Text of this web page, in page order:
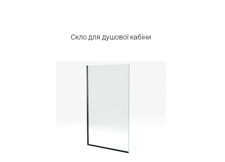
Скло для душової кабіни